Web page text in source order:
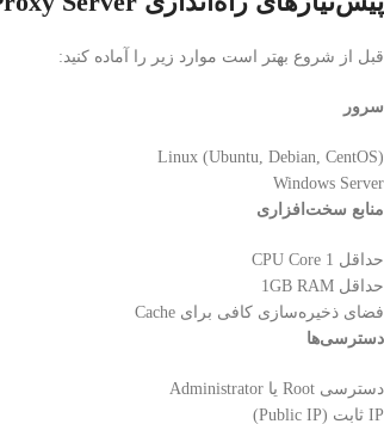
قبل از شروع بهتر است موارد زیر را آماده کنید:
سرور
Linux (Ubuntu, Debian, CentOS)
Windows Server
منابع سخت‌افزاری
حداقل 1 CPU Core
حداقل 1GB RAM
فضای ذخیره‌سازی کافی برای Cache
دسترسی‌ها
دسترسی Root یا Administrator
IP ثابت (Public IP)